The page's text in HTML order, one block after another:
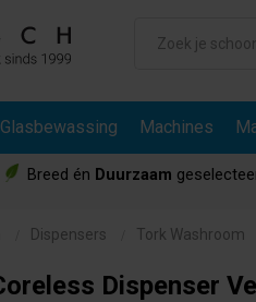
Glasbewassing Machines
Breed én Duurzaam
Dispensers Tork Washroom
Dispenser